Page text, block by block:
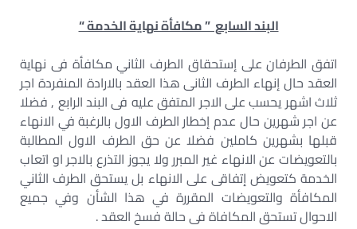
البند السابع ” مكافأة نهاية الخدمة “
اتفق الطرفان على إستحقاق الطرف الثاني مكافأة فى نهاية
العقد حال إنهاء الطرف الثانى هذا العقد بالارادة المنفردة اجر
ثلاث اشهر يحسب على الاجر المتفق عليه فى البند الرابع , فضلا
عن اجر شهرين حال عدم إخطار الطرف الاول بالرغبة في الانهاء
قبلها بشهرين كاملين فضلا عن حق الطرف الاول المطالبة
بالتعويضات عن الانهاء غير المبرر ولا يجوز التذرع بالاجر او اتعاب
الخدمة كتعويض إتفاقى على الانهاء بل يستحق الطرف الثاني
المكافأة والتعويضات المقررة في هذا الشأن وفي جميع
الاحوال تستحق المكافاة فى حالة فسخ العقد .